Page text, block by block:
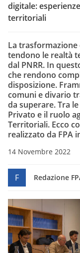
digitale:
territoriali
La trasformazione
tendono le realtà
dal PNRR. In
che rendono
disposizione.
comuni e divario
da superare. Tra
Privato e il ruolo
Territoriali. Ecco
realizzato da FPA
14 Novembre 2022
F Redazione